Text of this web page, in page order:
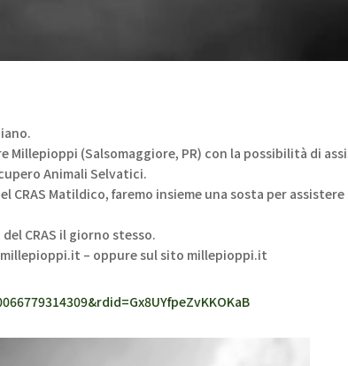
(Salsomaggiore, PR) con la possibilità di
Animali Selvatici.
Matildico, faremo insieme una sosta per
CRAS il giorno stesso.
– oppure sul sito millepioppi.it